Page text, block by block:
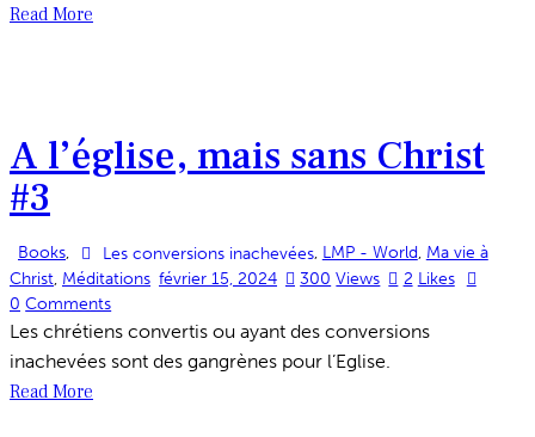
Read More
A l’église, mais sans Christ
#3
Books, Les conversions inachevées, LMP - World, Ma vie à
Christ, Méditations février 15, 2024 300 Views 2 Likes
0 Comments
Les chrétiens convertis ou ayant des conversions
inachevées sont des gangrènes pour l’Eglise.
Read More